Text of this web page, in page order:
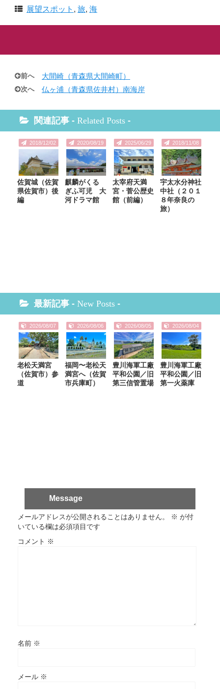
展望スポット , 旅, 海
前へ 大間崎（青森県大間崎町）
次へ 仏ヶ浦（青森県佐井村）南海岸
関連記事 - Related Posts -
2018/12/02
佐賀城（佐賀
県佐賀市）後
編
2020/08/19
麒麟がくる
ぎふ可児 大
河ドラマ館
2025/06/29
太宰府天満
宮・菅公歴史
館（前編）
2018/11/08
宇太水分神社
中社（２０１
８年奈良の
旅）
最新記事 - New Posts -
2026/08/07
老松天満宮
（佐賀市）参
道
2026/08/06
福岡〜老松天
満宮へ（佐賀
市兵庫町）
2026/08/05
豊川海軍工廠
平和公園／旧
第三信管置場
2026/08/04
豊川海軍工廠
平和公園／旧
第一火薬庫
Message
メールアドレスが公開されることはありません。 ※ が付
いている欄は必須項目です
コメント ※
名前 ※
メール ※